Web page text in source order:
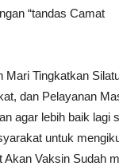
“tandas Camat
Mari Tingkatkan
dan Pelayanan
agar lebih baik lagi
untuk
Vaksin Sudah